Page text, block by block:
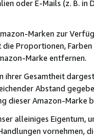
oder E-Mails (z. B. in
Marken zur
Proportionen,
Marke entfernen.
ihrer Gesamtheit
Abstand
dieser Amazon-Marke
alleiniges
vornehmen,